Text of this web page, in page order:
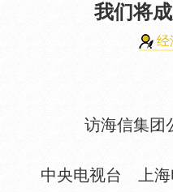
我们将
经
访海信集团
中央电视台 上海